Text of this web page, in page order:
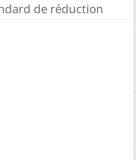
de réduction